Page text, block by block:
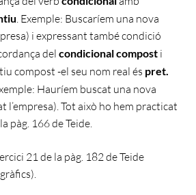
. Exemple: Buscaríem una nova
i expressant també condició
del condicional compost i
compost -el seu nom real és pret.
Hauríem buscat una nova
l’empresa). Tot això ho hem practicat
pàg. 166 de Teide.
21 de la pàg. 182 de Teide